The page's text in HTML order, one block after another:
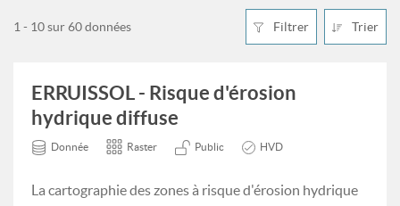
Filtrer Trier
1 - 10 sur 60 données
ERRUISSOL - Risque d'érosion
hydrique diffuse
Donnée Raster Public HVD
La cartographie des zones à risque d'érosion hydrique